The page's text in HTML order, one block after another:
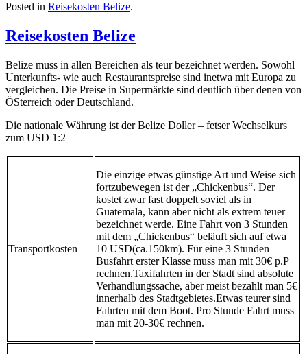
Posted in Reisekosten Belize.
Reisekosten Belize
Belize muss in allen Bereichen als teur bezeichnet werden. Sowohl
Unterkunfts- wie auch Restaurantspreise sind inetwa mit Europa zu
vergleichen. Die Preise in Supermärkte sind deutlich über denen von
ÖSterreich oder Deutschland.
Die nationale Währung ist der Belize Doller – fetser Wechselkurs
zum USD 1:2
Transportkosten
Die einzige etwas günstige Art und Weise sich
fortzubewegen ist der „Chickenbus“. Der
kostet zwar fast doppelt soviel als in
Guatemala, kann aber nicht als extrem teuer
bezeichnet werde. Eine Fahrt von 3 Stunden
mit dem „Chickenbus“ beläuft sich auf etwa
10 USD(ca.150km). Für eine 3 Stunden
Busfahrt erster Klasse muss man mit 30€ p.P
rechnen.Taxifahrten in der Stadt sind absolute
Verhandlungssache, aber meist bezahlt man 5€
innerhalb des Stadtgebietes.Etwas teurer sind
Fahrten mit dem Boot. Pro Stunde Fahrt muss
man mit 20-30€ rechnen.